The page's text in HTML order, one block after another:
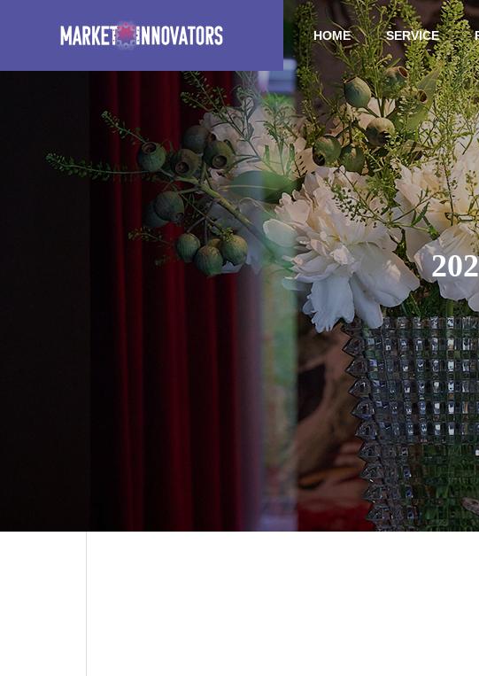
HOME SERVICE
SERVICE
DEGITAL
MARKETING
Digital Growth Hack
EVENT
イベント
Event (Japanese) Event (Japanese)
山下拓也ゲストシ
るスペシャルディ
案内
ABOUT US OUTLINE
202